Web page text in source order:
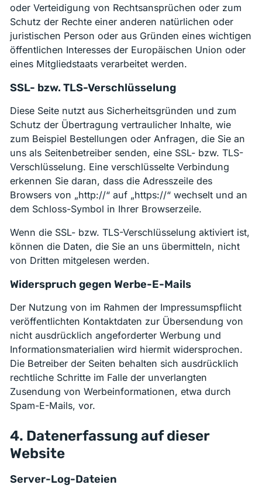
oder Verteidigung von Rechtsansprüchen oder zum
Schutz der Rechte einer anderen natürlichen oder
juristischen Person oder aus Gründen eines wichtigen
öffentlichen Interesses der Europäischen Union oder
eines Mitgliedstaats verarbeitet werden.
SSL- bzw. TLS-Verschlüsselung
Diese Seite nutzt aus Sicherheitsgründen und zum
Schutz der Übertragung vertraulicher Inhalte, wie
zum Beispiel Bestellungen oder Anfragen, die Sie an
uns als Seitenbetreiber senden, eine SSL- bzw. TLS-
Verschlüsselung. Eine verschlüsselte Verbindung
erkennen Sie daran, dass die Adresszeile des
Browsers von „http://“ auf „https://“ wechselt und an
dem Schloss-Symbol in Ihrer Browserzeile.
Wenn die SSL- bzw. TLS-Verschlüsselung aktiviert ist,
können die Daten, die Sie an uns übermitteln, nicht
von Dritten mitgelesen werden.
Widerspruch gegen Werbe-E-Mails
Der Nutzung von im Rahmen der Impressumspflicht
veröffentlichten Kontaktdaten zur Übersendung von
nicht ausdrücklich angeforderter Werbung und
Informationsmaterialien wird hiermit widersprochen.
Die Betreiber der Seiten behalten sich ausdrücklich
rechtliche Schritte im Falle der unverlangten
Zusendung von Werbeinformationen, etwa durch
Spam-E-Mails, vor.
4. Datenerfassung auf dieser
Website
Server-Log-Dateien